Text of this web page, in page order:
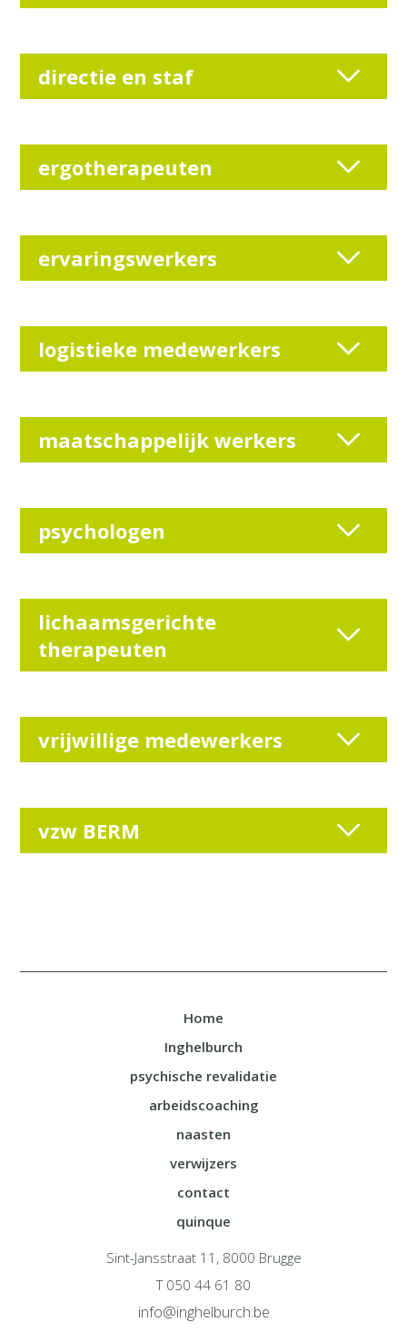
directie en staf
ergotherapeuten
ervaringswerkers
logistieke medewerkers
maatschappelijk werkers
psychologen
lichaamsgerichte
therapeuten
vrijwillige medewerkers
vzw BERM
Home
Inghelburch
psychische revalidatie
arbeidscoaching
naasten
verwijzers
contact
quinque
Sint-Jansstraat 11, 8000 Brugge
T 050 44 61 80
info@inghelburch.be